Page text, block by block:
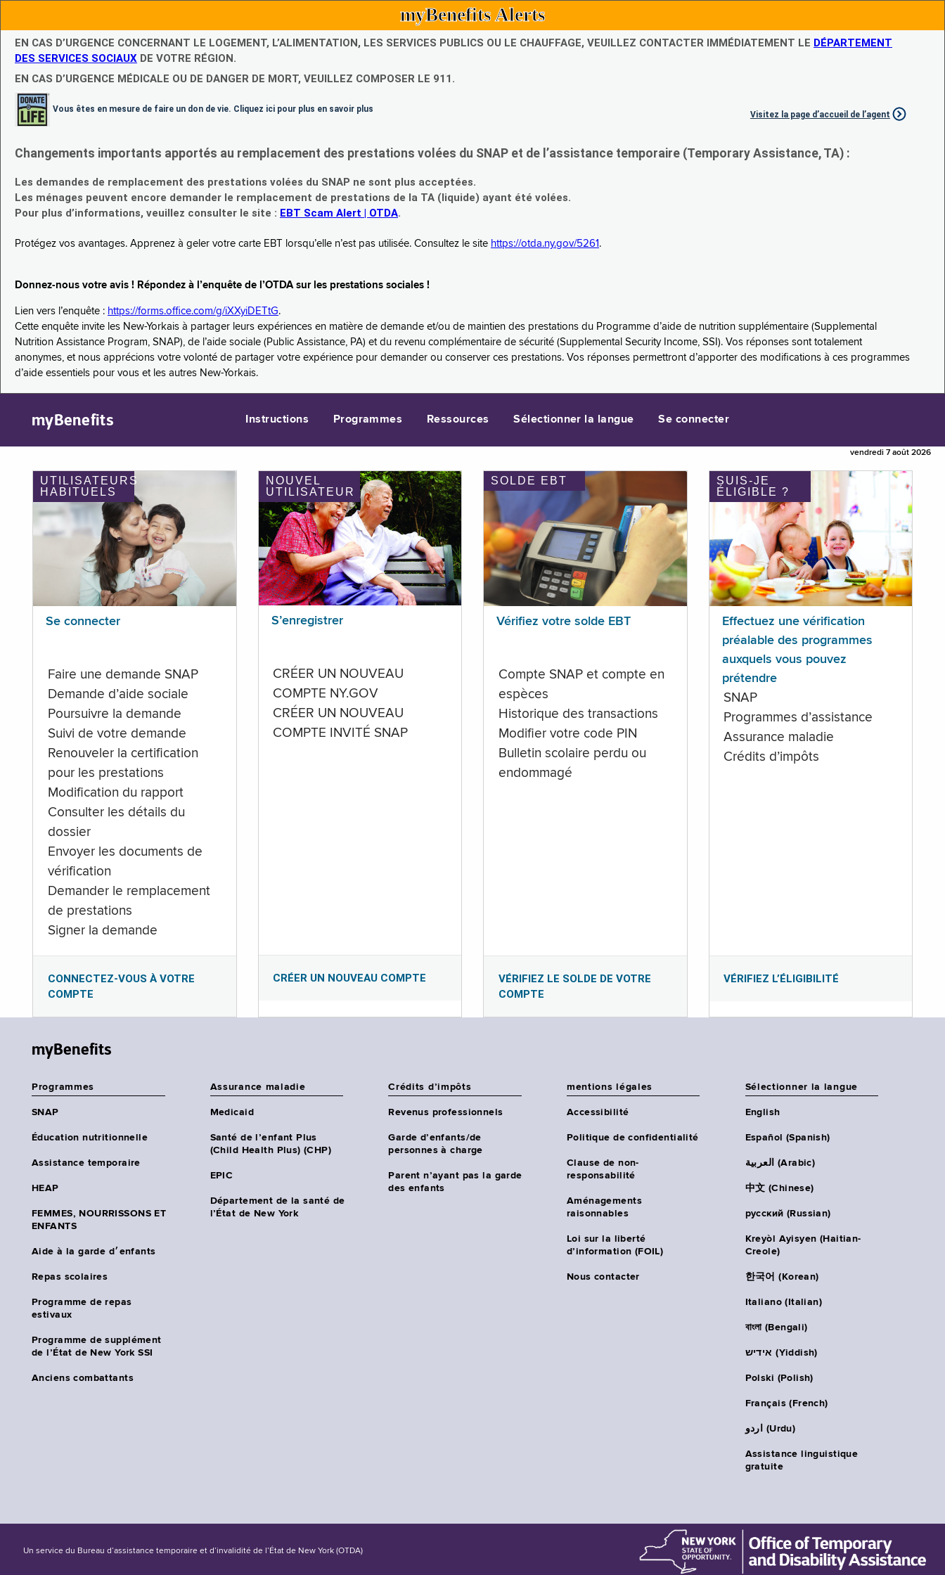
myBenefits Alerts
EN CAS D’URGENCE CONCERNANT LE LOGEMENT, L’ALIMENTATION, LES SERVICES PUBLICS OU LE CHAUFFAGE, VEUILLEZ CONTACTER IMMÉDIATEMENT LE DÉPARTEMENT
DES SERVICES SOCIAUX DE VOTRE RÉGION.
EN CAS D’URGENCE MÉDICALE OU DE DANGER DE MORT, VEUILLEZ COMPOSER LE 911.
Vous êtes en mesure de faire un don de vie. Cliquez ici pour plus en savoir plus
Visitez la page d’accueil de l’agent
Changements importants apportés au remplacement des prestations volées du SNAP et de l’assistance temporaire (Temporary Assistance, TA) :
Les demandes de remplacement des prestations volées du SNAP ne sont plus acceptées.
Les ménages peuvent encore demander le remplacement de prestations de la TA (liquide) ayant été volées.
Pour plus d’informations, veuillez consulter le site : EBT Scam Alert | OTDA.
Protégez vos avantages. Apprenez à geler votre carte EBT lorsqu’elle n’est pas utilisée. Consultez le site https://otda.ny.gov/5261 .
Donnez-nous votre avis ! Répondez à l’enquête de l’OTDA sur les prestations sociales !
Lien vers l’enquête : https://forms.office.com/g/iXXyiDETtG.
Cette enquête invite les New-Yorkais à partager leurs expériences en matière de demande et/ou de maintien des prestations du Programme d’aide de nutrition supplémentaire (Supplemental
Nutrition Assistance Program, SNAP), de l’aide sociale (Public Assistance, PA) et du revenu complémentaire de sécurité (Supplemental Security Income, SSI). Vos réponses sont totalement
anonymes, et nous apprécions votre volonté de partager votre expérience pour demander ou conserver ces prestations. Vos réponses permettront d’apporter des modifications à ces programmes
d’aide essentiels pour vous et les autres New-Yorkais.
myBenefits Instructions Programmes Ressources Sélectionner la langue Se connecter
vendredi 7 août 2026
UTILISATEURS
HABITUELS
Se connecter
Faire une demande SNAP
Demande d’aide sociale
Poursuivre la demande
Suivi de votre demande
Renouveler la certification
pour les prestations
Modification du rapport
Consulter les détails du
dossier
Envoyer les documents de
vérification
Demander le remplacement
de prestations
Signer la demande
CONNECTEZ-VOUS À VOTRE
COMPTE
NOUVEL
UTILISATEUR
S’enregistrer
CRÉER UN NOUVEAU
COMPTE NY.GOV
CRÉER UN NOUVEAU
COMPTE INVITÉ SNAP
CRÉER UN NOUVEAU COMPTE
SOLDE EBT
Vérifiez votre solde EBT
Compte SNAP et compte en
espèces
Historique des transactions
Modifier votre code PIN
Bulletin scolaire perdu ou
endommagé
VÉRIFIEZ LE SOLDE DE VOTRE
COMPTE
SUIS-JE
ÉLIGIBLE ?
Effectuez une vérification
préalable des programmes
auxquels vous pouvez
prétendre
SNAP
Programmes d’assistance
Assurance maladie
Crédits d’impôts
VÉRIFIEZ L’ÉLIGIBILITÉ
myBenefits
Programmes
SNAP
Éducation nutritionnelle
Assistance temporaire
HEAP
FEMMES, NOURRISSONS ET
ENFANTS
Aide à la garde d׳enfants
Repas scolaires
Programme de repas
estivaux
Programme de supplément
de l’État de New York SSI
Anciens combattants
Assurance maladie
Medicaid
Santé de l’enfant Plus
(Child Health Plus) (CHP)
EPIC
Département de la santé de
l’État de New York
Crédits d’impôts
Revenus professionnels
Garde d’enfants/de
personnes à charge
Parent n’ayant pas la garde
des enfants
mentions légales
Accessibilité
Politique de confidentialité
Clause de non-
responsabilité
Aménagements
raisonnables
Loi sur la liberté
d’information (FOIL)
Nous contacter
Sélectionner la langue
English
Español (Spanish)
العربية (Arabic)
中文 (Chinese)
русский (Russian)
Kreyòl Ayisyen (Haitian-
Creole)
한국어 (Korean)
Italiano (Italian)
বাংলা (Bengali)
אידיש (Yiddish)
Polski (Polish)
Français (French)
اردو (Urdu)
Assistance linguistique
gratuite
Un service du Bureau d’assistance temporaire et d’invalidité de l’État de New York (OTDA)